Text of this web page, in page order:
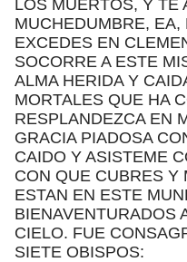
LOS MUERTOS, Y TE
MUCHEDUMBRE, EA,
EXCEDES EN
SOCORRE A ESTE
ALMA HERIDA Y
MORTALES QUE HA
RESPLANDEZCA EN
GRACIA PIADOSA
CAIDO Y ASISTEME
CON QUE CUBRES Y
ESTAN EN ESTE
BIENAVENTURADOS
CIELO. FUE
SIETE OBISPOS: